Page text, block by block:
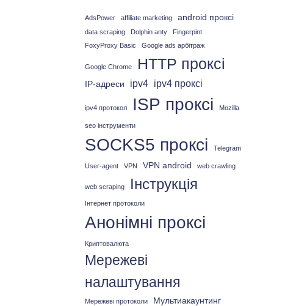
AdsPower affiliate marketing android проксі
data scraping Dolphin anty
Fingerpint
FoxyProxy Basic
Google ads арбітраж
Google Chrome HTTP проксі
IP-адреси ipv4 ipv4 проксі
ipv4 протокол ISP проксі Mozilla
seo інструменти
SOCKS5 проксі Telegram
User-agent VPN VPN android web crawling
web scraping Інструкція
Інтернет протоколи
Анонімні проксі
Криптовалюта
Мережеві
налаштування
Мережеві протоколи Мультиакаунтинг